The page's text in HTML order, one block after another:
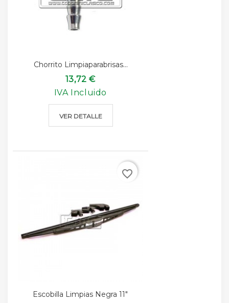
Chorrito Limpiaparabrisas...
13,72 €
IVA Incluido
VER DETALLE
Escobilla Limpias Negra 11"
favorite_border